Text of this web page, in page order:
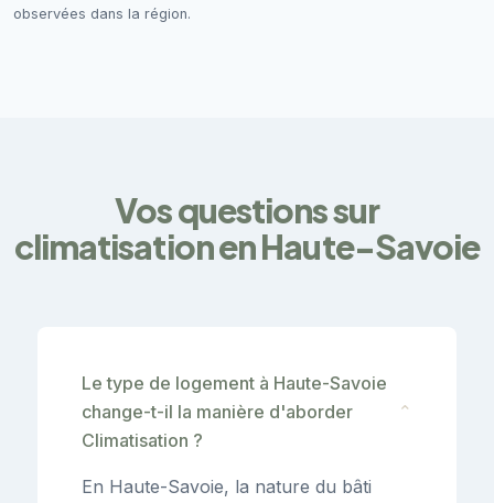
observées dans la région.
Vos questions sur
climatisation en Haute-Savoie
Le type de logement à Haute-Savoie
change-t-il la manière d'aborder
Climatisation ?
⌄
En Haute-Savoie, la nature du bâti